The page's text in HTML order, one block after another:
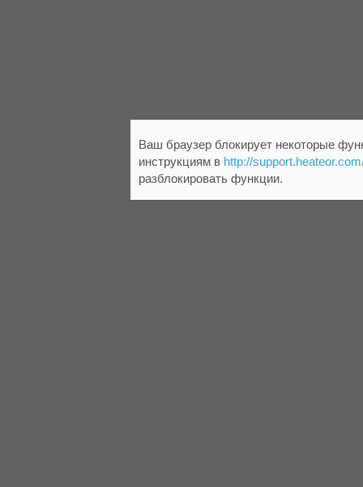
Ваш браузер блокирует некоторые
инструкциям в http://
разблокировать функции.